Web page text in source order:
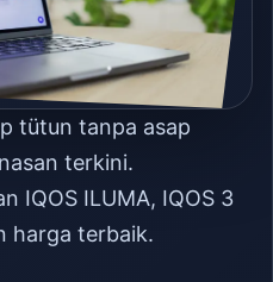
tütun tanpa asap
terkini.
IQOS ILUMA, IQOS 3
harga terbaik.